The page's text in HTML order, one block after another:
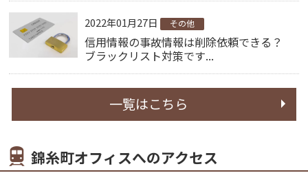
2022年01月27日 その他
信用情報の事故情報は削除依頼できる？
ブラックリスト対策です...
一覧はこちら
錦糸町オフィスへのアクセス